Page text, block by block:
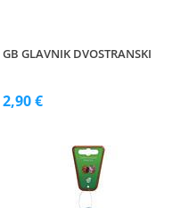
GB GLAVNIK DVOSTRANSKI
2,90 €